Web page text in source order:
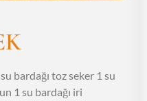
bardağı toz seker 1 su
1 su bardağı iri